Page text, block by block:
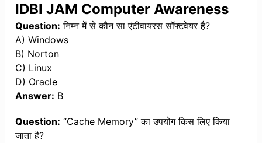
IDBI JAM Computer Awareness
Question: निम्न में से कौन सा एंटीवायरस सॉफ्टवेयर है?
A) Windows
B) Norton
C) Linux
D) Oracle
Answer: B
Question: “Cache Memory” का उपयोग किस लिए किया
जाता है?